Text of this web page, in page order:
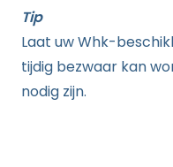
Tip
Laat uw Whk-
tijdig bezwaar kan
nodig zijn.